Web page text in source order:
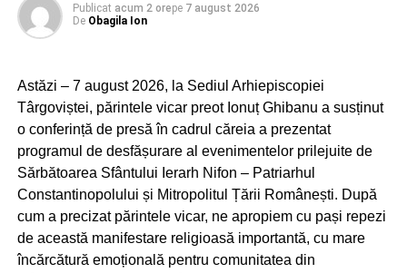
Publicat acum 2 orepe 7 august 2026
De Obagila Ion
Astăzi – 7 august 2026, la Sediul Arhiepiscopiei
Târgoviștei, părintele vicar preot Ionuț Ghibanu a susținut
o conferință de presă în cadrul căreia a prezentat
programul de desfășurare al evenimentelor prilejuite de
Sărbătoarea Sfântului Ierarh Nifon – Patriarhul
Constantinopolului și Mitropolitul Țării Românești. După
cum a precizat părintele vicar, ne apropiem cu pași repezi
de această manifestare religioasă importantă, cu mare
încărcătură emoțională pentru comunitatea din